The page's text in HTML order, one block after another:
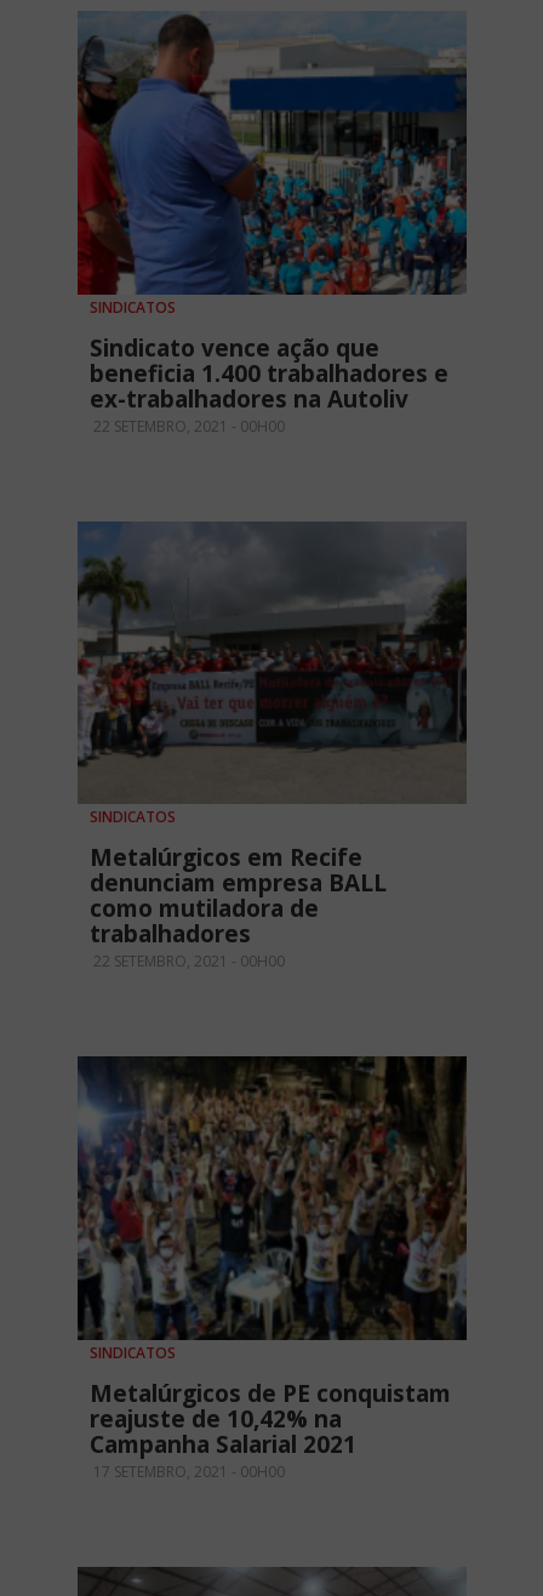
SINDICATOS
Sindicato vence ação que
beneficia 1.400 trabalhadores e
ex-trabalhadores na Autoliv
22 SETEMBRO, 2021 - 00H00
SINDICATOS
Metalúrgicos em Recife
denunciam empresa BALL
como mutiladora de
trabalhadores
22 SETEMBRO, 2021 - 00H00
SINDICATOS
Metalúrgicos de PE conquistam
reajuste de 10,42% na
Campanha Salarial 2021
17 SETEMBRO, 2021 - 00H00